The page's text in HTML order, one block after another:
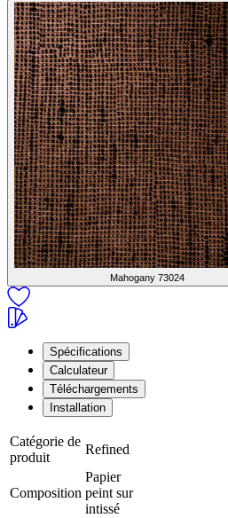
Mahogany 73024
Spécifications
Calculateur
Téléchargements
Installation
Catégorie de
produit
Refined
Composition
Papier
peint sur
intissé